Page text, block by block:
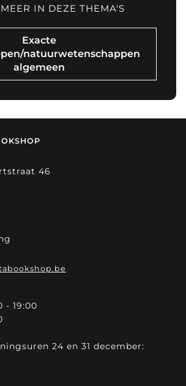
Exacte
natuurwetenschappen
algemeen
IN DEZE THEMA'S
46
- 19:00
24 en 31 december: